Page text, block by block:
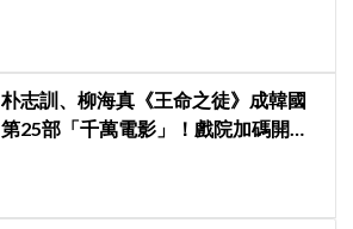
朴志訓、柳海真《王命之徒》成韓國
第25部「千萬電影」！戲院加碼開